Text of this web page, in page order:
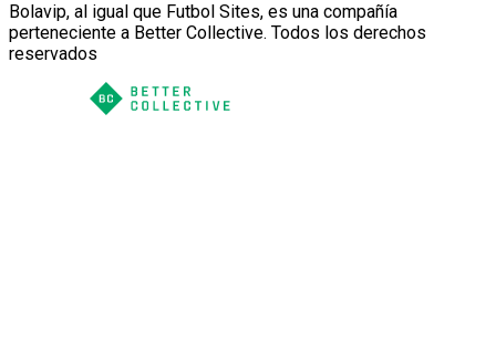
Bolavip, al igual que Futbol Sites, es una compañía
perteneciente a Better Collective. Todos los derechos
reservados